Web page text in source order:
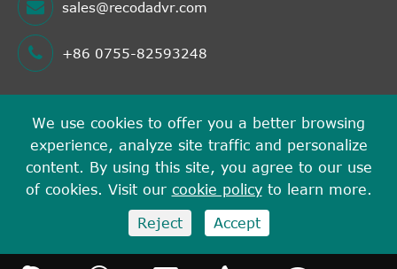
sales@recodadvr.com
+86 0755-82593248
Авторские права©
Shenzhen RECODA Technologies LimitedВсе права
защищены.
We use cookies to offer you a better browsing
experience, analyze site traffic and personalize
content. By using this site, you agree to our use
of cookies. Visit our cookie policyto learn more.
Reject Accept